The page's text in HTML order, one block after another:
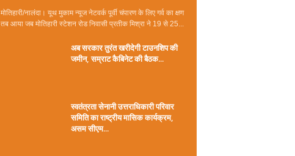
मोतिहारी/नालंदा। यूथ मुकाम न्यूज नेटवर्क पूर्वी चंपारण के लिए गर्व का क्षण
तब आया जब मोतिहारी स्टेशन रोड निवासी प्रतीक मिश्रा ने 19 से 25...
अब सरकार तुरंत खरीदेगी टाउनशिप की
जमीन, सम्राट कैबिनेट की बैठक...
स्वतंत्रता सेनानी उत्तराधिकारी परिवार
समिति का राष्ट्रीय मासिक कार्यक्रम,
असम सीएम...